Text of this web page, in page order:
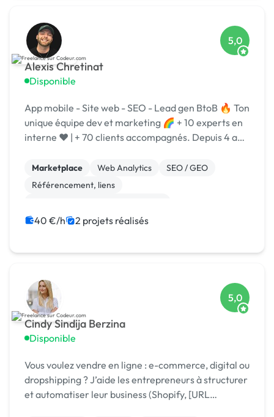
Alexis Chretinat
Disponible
5,0
App mobile - Site web - SEO - Lead gen BtoB 🔥 Ton
unique équipe dev et marketing 🌈 + 10 experts en
interne ❤️ | + 70 clients accompagnés. Depuis 4 ans
Marketplace Web Analytics
SEO / GEO
Référencement, liens
Print (flyer, plaquette, affiche...)
40 €/h 2 projets réalisés
Cindy Sindija Berzina
Disponible
5,0
Vous voulez vendre en ligne : e-commerce, digital ou
dropshipping ? J’aide les entrepreneurs à structurer
et automatiser leur business (Shopify, [URL